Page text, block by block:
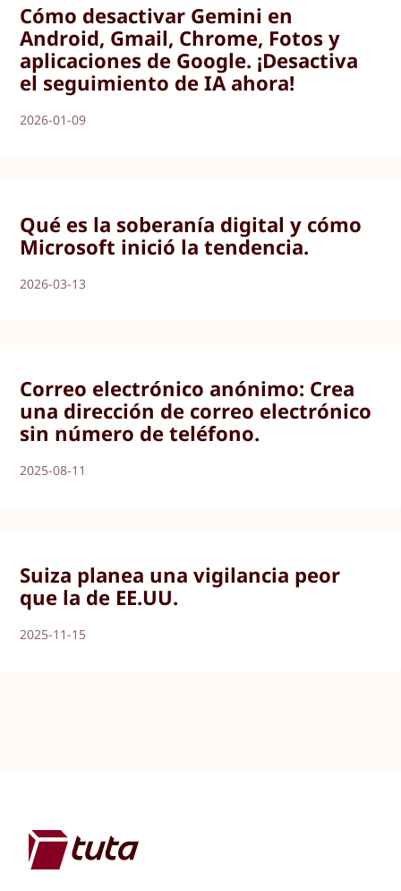
Cómo desactivar Gemini en
Android, Gmail, Chrome, Fotos y
aplicaciones de Google. ¡Desactiva
el seguimiento de IA ahora!
2026-01-09
Qué es la soberanía digital y cómo
Microsoft inició la tendencia.
2026-03-13
Correo electrónico anónimo: Crea
una dirección de correo electrónico
sin número de teléfono.
2025-08-11
Suiza planea una vigilancia peor
que la de EE.UU.
2025-11-15